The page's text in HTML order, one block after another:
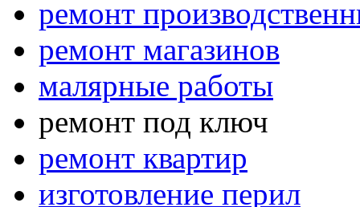
ремонт
ремонт магазинов
малярные работы
ремонт под ключ
ремонт квартир
изготовление перил